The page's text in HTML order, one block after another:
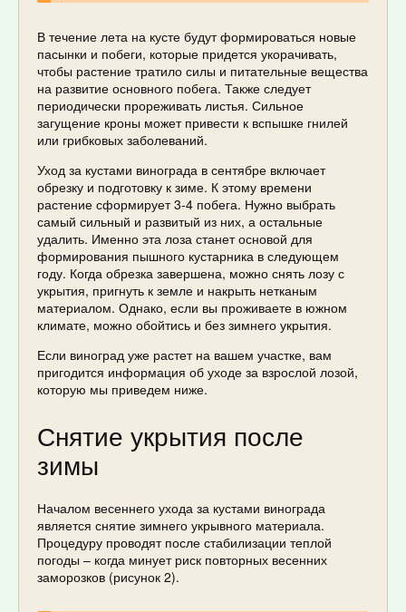
В течение лета на кусте будут формироваться новые
пасынки и побеги, которые придется укорачивать,
чтобы растение тратило силы и питательные вещества
на развитие основного побега. Также следует
периодически прореживать листья. Сильное
загущение кроны может привести к вспышке гнилей
или грибковых заболеваний.
Уход за кустами винограда в сентябре включает
обрезку и подготовку к зиме. К этому времени
растение сформирует 3-4 побега. Нужно выбрать
самый сильный и развитый из них, а остальные
удалить. Именно эта лоза станет основой для
формирования пышного кустарника в следующем
году. Когда обрезка завершена, можно снять лозу с
укрытия, пригнуть к земле и накрыть нетканым
материалом. Однако, если вы проживаете в южном
климате, можно обойтись и без зимнего укрытия.
Если виноград уже растет на вашем участке, вам
пригодится информация об уходе за взрослой лозой,
которую мы приведем ниже.
Снятие укрытия после
зимы
Началом весеннего ухода за кустами винограда
является снятие зимнего укрывного материала.
Процедуру проводят после стабилизации теплой
погоды – когда минует риск повторных весенних
заморозков (рисунок 2).